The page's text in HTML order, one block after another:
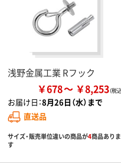
浅野金属工業 Rフック
￥678 ￥8,253
お届け日：8月26日（水）まで
直送品
サイズ・販売単位違いの商品が4商品ありま
す